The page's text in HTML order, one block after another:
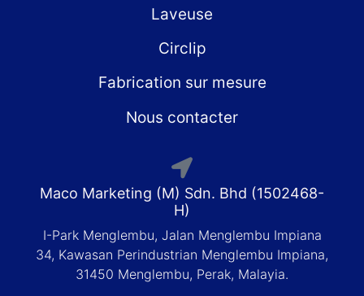
Laveuse
Circlip
Fabrication sur mesure
Nous contacter
Maco Marketing (M) Sdn. Bhd (1502468-
H)
I-Park Menglembu, Jalan Menglembu Impiana
34, Kawasan Perindustrian Menglembu Impiana,
31450 Menglembu, Perak, Malayia.